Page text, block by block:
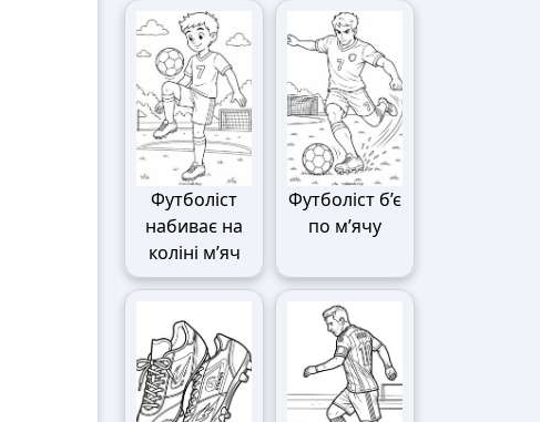
Футболіст
набиває на
коліні м’яч
Футболіст б’є
по м’ячу